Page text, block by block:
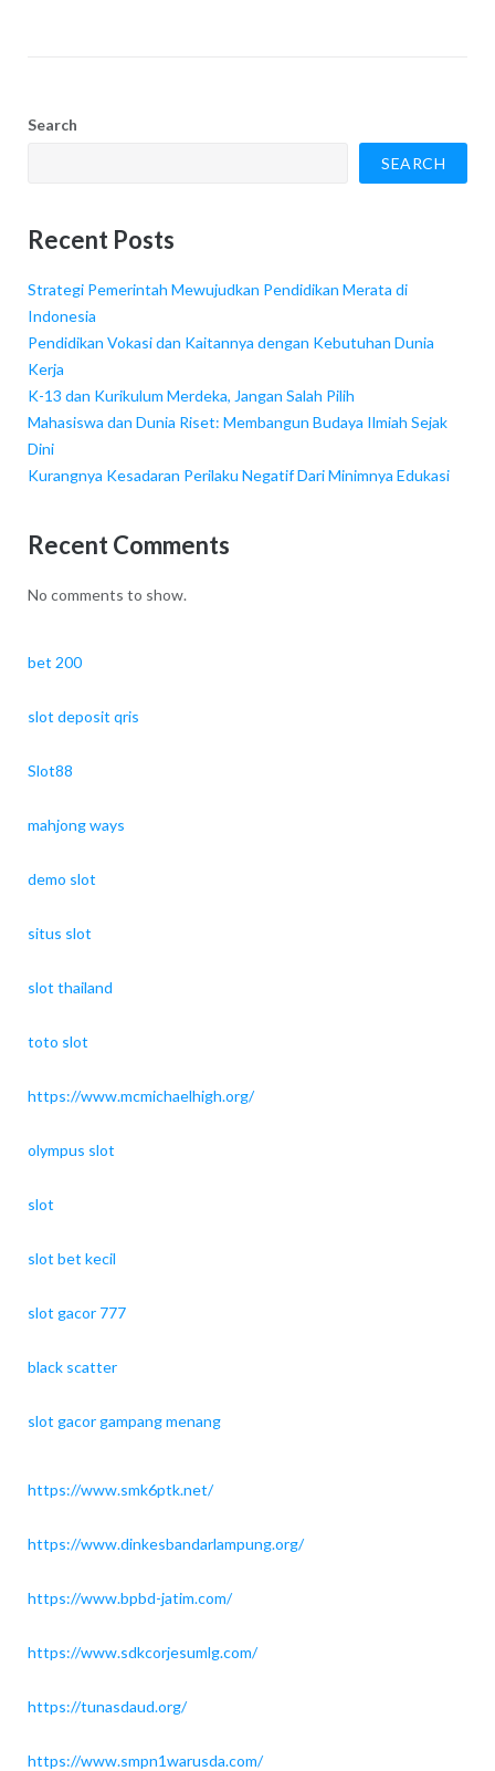
Search
SEARCH
Recent Posts
Strategi Pemerintah Mewujudkan Pendidikan Merata di
Indonesia
Pendidikan Vokasi dan Kaitannya dengan Kebutuhan Dunia
Kerja
K-13 dan Kurikulum Merdeka, Jangan Salah Pilih
Mahasiswa dan Dunia Riset: Membangun Budaya Ilmiah Sejak
Dini
Kurangnya Kesadaran Perilaku Negatif Dari Minimnya Edukasi
Recent Comments
No comments to show.
bet 200
slot deposit qris
Slot88
mahjong ways
demo slot
situs slot
slot thailand
toto slot
https://www.mcmichaelhigh.org/
olympus slot
slot
slot bet kecil
slot gacor 777
black scatter
slot gacor gampang menang
https://www.smk6ptk.net/
https://www.dinkesbandarlampung.org/
https://www.bpbd-jatim.com/
https://www.sdkcorjesumlg.com/
https://tunasdaud.org/
https://www.smpn1warusda.com/